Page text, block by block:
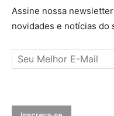
Assine nossa
novidades e notícias do